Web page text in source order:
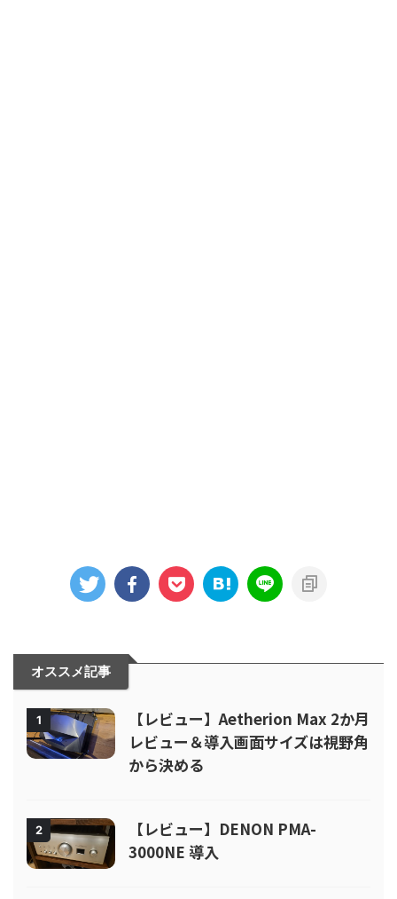
オススメ記事
1
【レビュー】Aetherion Max 2か月
レビュー＆導入画面サイズは視野角
から決める
2
【レビュー】DENON PMA-
3000NE 導入